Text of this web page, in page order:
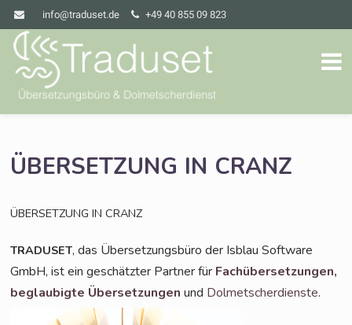
info@traduset.de +49 40 855 09 823
ÜBERSETZUNG IN CRANZ
ÜBERSETZUNG IN CRANZ
TRADUSET, das Über­set­zungs­bü­ro der Isblau Soft­ware
GmbH, ist ein geschätz­ter Part­ner für Fach­über­set­zun­gen,
beglau­big­te Über­set­zun­gen und Dol­met­scher­diens­te.